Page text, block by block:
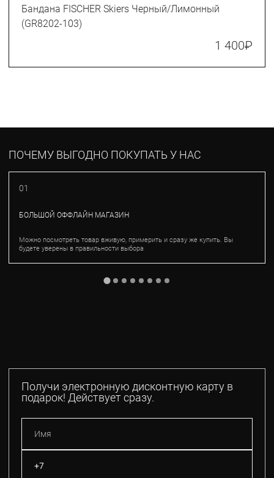
Бандана FISCHER Skiers Черный/Лимонный
(GR8202-103)
1 400₽
ПОЧЕМУ ВЫГОДНО ПОКУПАТЬ У НАС
01
БОЛЬШОЙ ОФФЛАЙН МАГАЗИН
Можно посмотреть товар вживую, примерить и сразу же купить. Вы
будете уверены в правильности выбора
Получи электронную дисконтную карту в
подарок! Действует сразу.